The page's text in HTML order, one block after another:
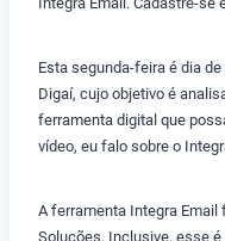
Esta segunda-feira é dia
Digaí, cujo objetivo é
ferramenta digital que
vídeo, eu falo sobre o
A ferramenta Integra Email
Soluções. Inclusive, esse